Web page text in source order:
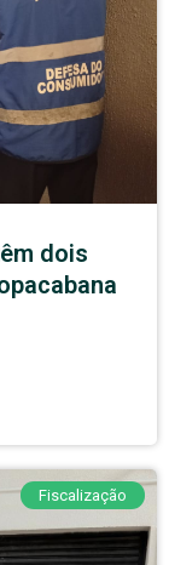
dois
Fiscalização